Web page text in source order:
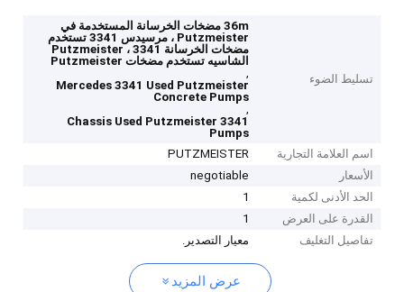
تسليط الضوء
36m مضخات الخرسانة المستخدمة في
Putzmeister ، مرسيدس 3341 تستخدم
مضخات الخرسانة Putzmeister ، 3341
الشاسيه تستخدم مضخات Putzmeister
,
Mercedes 3341 Used Putzmeister
Concrete Pumps
,
3341 Chassis Used Putzmeister
Pumps
اسم العلامة التجارية
PUTZMEISTER
الأسعار
negotiable
الحد الأدنى لكمية
1
القدرة على العرض
1
تفاصيل التغليف
معيار التصدير.
عرض المزيد